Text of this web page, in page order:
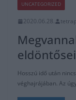
UNCATEGORIZED
2020.06.28.
Hosszú idő után
véghajrájában. Az